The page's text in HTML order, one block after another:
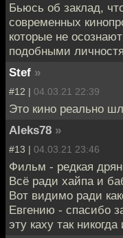
Бьюсь об заклад,
современных
которые не
подобными
Stef »
#12 | 04.03.21 22:39
Это кино реально
Aleks78 »
#13 | 04.03.21 23:46
Фильм - редкая
Всё ради хайпа и
Вот видимо ради
Евгению - спасибо
эту каху так